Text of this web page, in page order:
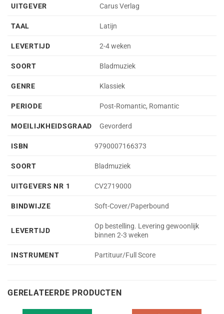
UITGEVER Carus Verlag
TAAL Latijn
LEVERTIJD 2-4 weken
SOORT Bladmuziek
GENRE Klassiek
PERIODE Post-Romantic, Romantic
MOEILIJKHEIDSGRAAD Gevorderd
ISBN 9790007166373
SOORT Bladmuziek
UITGEVERS NR 1 CV2719000
BINDWIJZE Soft-Cover/Paperbound
LEVERTIJD
Op bestelling. Levering gewoonlijk
binnen 2-3 weken
INSTRUMENT Partituur/Full Score
GERELATEERDE PRODUCTEN